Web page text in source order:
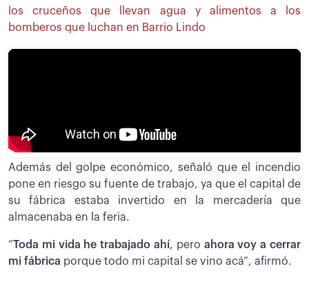
los cruceños que llevan agua y alimentos a los
bomberos que luchan en Barrio Lindo
Además del golpe económico, señaló que el incendio
pone en riesgo su fuente de trabajo, ya que el capital de
su fábrica estaba invertido en la mercadería que
almacenaba en la feria.
”Toda mi vida he trabajado ahí, pero ahora voy a cerrar
mi fábrica porque todo mi capital se vino acá”, afirmó.